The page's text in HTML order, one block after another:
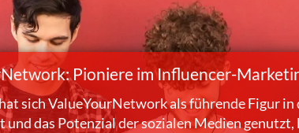
Pioniere im Influencer-
sich ValueYourNetwork als führende Figur
das Potenzial der sozialen Medien